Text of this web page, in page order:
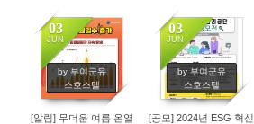
03
JUN
by 부여군유
스호스텔
3107
[알림] 무더운 여름 온열
03
JUN
by 부여군유
스호스텔
6016
[공모] 2024년 ESG 혁신